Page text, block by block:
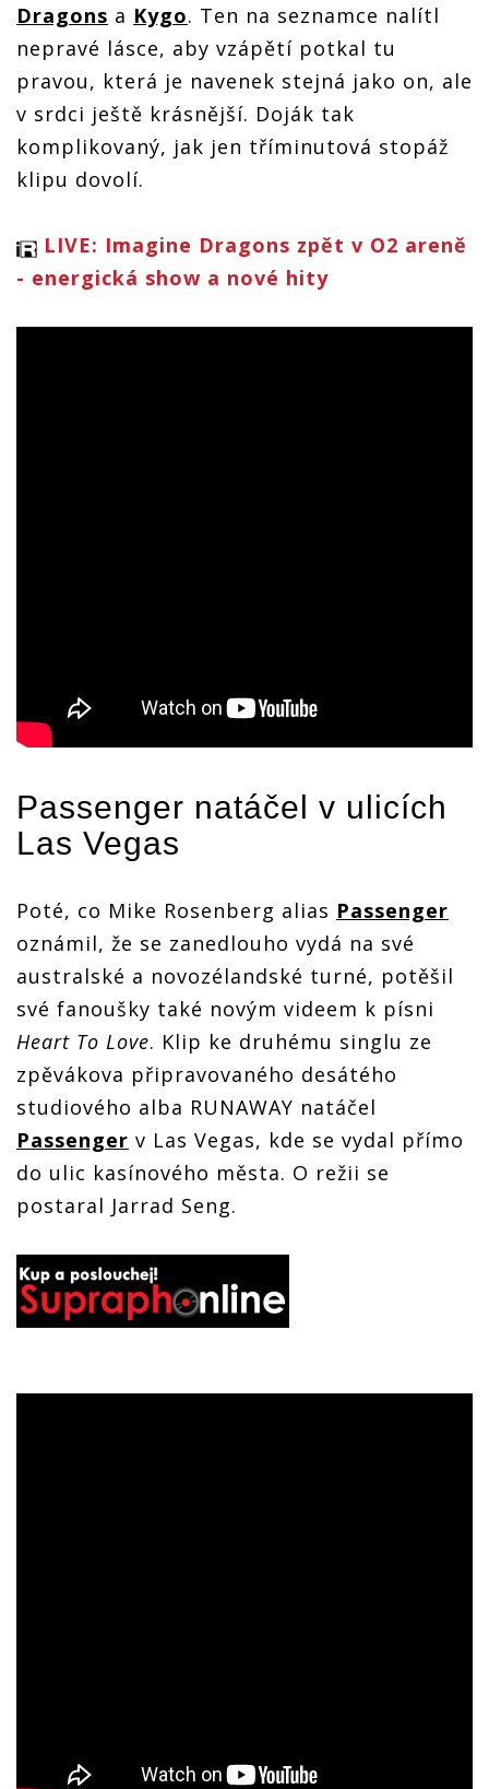
Dragons a Kygo. Ten na seznamce nalítl
nepravé lásce, aby vzápětí potkal tu
pravou, která je navenek stejná jako on, ale
v srdci ještě krásnější. Doják tak
komplikovaný, jak jen tříminutová stopáž
klipu dovolí.
LIVE: Imagine Dragons zpět v O2 areně
- energická show a nové hity
Passenger natáčel v ulicích
Las Vegas
Poté, co Mike Rosenberg alias Passenger
oznámil, že se zanedlouho vydá na své
australské a novozélandské turné, potěšil
své fanoušky také novým videem k písni
Heart To Love. Klip ke druhému singlu ze
zpěvákova připravovaného desátého
studiového alba RUNAWAY natáčel
Passenger v Las Vegas, kde se vydal přímo
do ulic kasínového města. O režii se
postaral Jarrad Seng.